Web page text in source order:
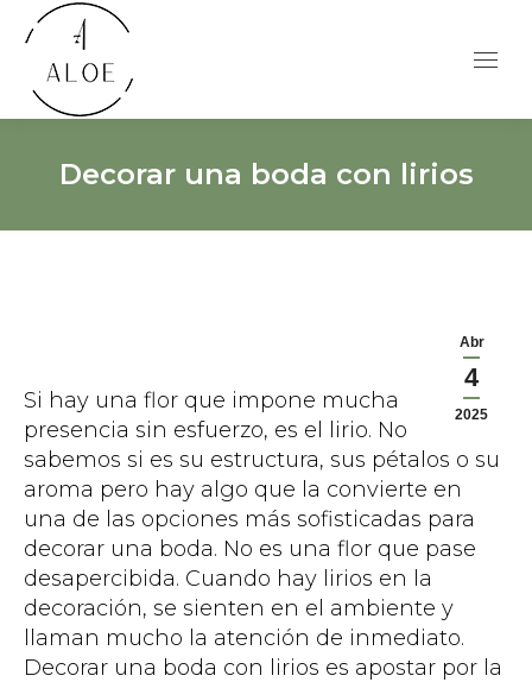
Decorar una boda con lirios
Abr
4
2025
Si hay una flor que impone mucha
presencia sin esfuerzo, es el lirio. No
sabemos si es su estructura, sus pétalos o su
aroma pero hay algo que la convierte en
una de las opciones más sofisticadas para
decorar una boda. No es una flor que pase
desapercibida. Cuando hay lirios en la
decoración, se sienten en el ambiente y
llaman mucho la atención de inmediato.
Decorar una boda con lirios es apostar por la